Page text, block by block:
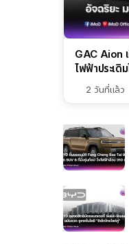
GAC Aion
ไฟฟ้าประเดิ
2 วันที่แล้ว